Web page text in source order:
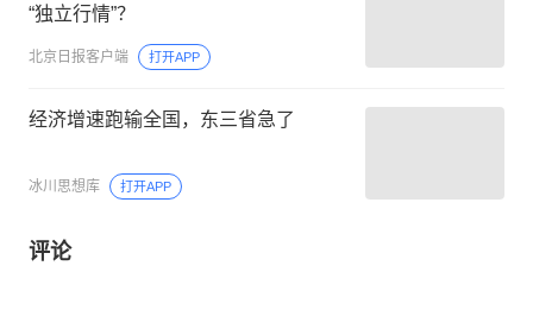
“独立行情”？
北京日报客户端 打开APP
经济增速跑输全国，东三省急了
冰川思想库 打开APP
评论